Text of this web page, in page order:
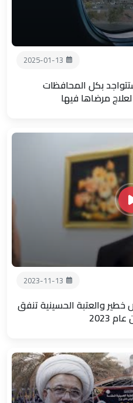
2025-01-13
بكل المحافظات
مرضاها فيها
2023-11-13
والعتبة الحسينية تنفق